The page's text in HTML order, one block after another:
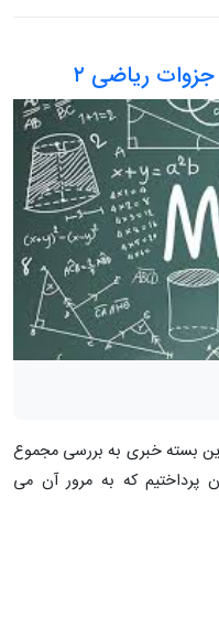
ریاضی ۲
بسته خبری به بررسی مجموع
که به مرور آن می